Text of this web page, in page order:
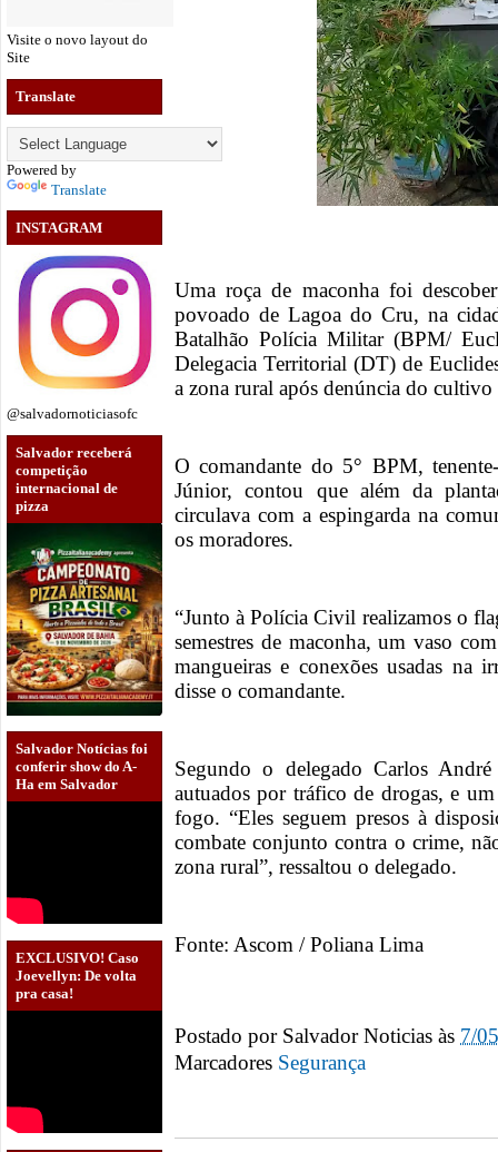
Visite o novo layout do
Site
Translate
Powered by
Translate
INSTAGRAM
@salvadornoticiasofc
Salvador receberá
competição
internacional de
pizza
Salvador Notícias foi
conferir show do A-
Ha em Salvador
EXCLUSIVO! Caso
Joevellyn: De volta
pra casa!
Uma roça de maconha foi
povoado de Lagoa do Cru, na
Batalhão Polícia Militar (BPM/
Delegacia Territorial (DT) de
a zona rural após denúncia do cultivo
O comandante do 5° BPM,
Júnior, contou que além da
circulava com a espingarda na
os moradores.
“Junto à Polícia Civil realizamos o
semestres de maconha, um vaso
mangueiras e conexões usadas na
disse o comandante.
Segundo o delegado Carlos
autuados por tráfico de drogas, e
fogo. “Eles seguem presos à
combate conjunto contra o crime,
zona rural”, ressaltou o delegado.
Fonte: Ascom / Poliana Lima
Postado por Salvador Noticias às 7/
Marcadores Segurança